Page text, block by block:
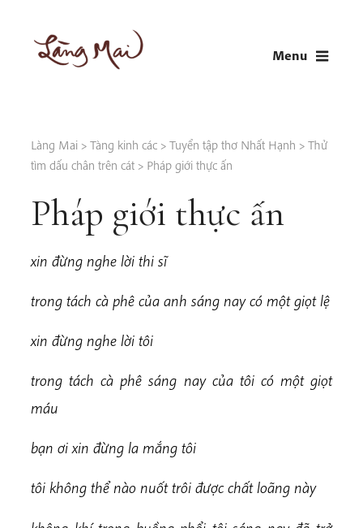
content
Menu
Làng Mai > Tàng kinh các > Tuyển tập thơ Nhất Hạnh > Thử
tìm dấu chân trên cát > Pháp giới thực ấn
Pháp giới thực ấn
xin đừng nghe lời thi sĩ
trong tách cà phê của anh sáng nay có một giọt lệ
xin đừng nghe lời tôi
trong tách cà phê sáng nay của tôi có một giọt
máu
bạn ơi xin đừng la mắng tôi
tôi không thể nào nuốt trôi được chất loãng này